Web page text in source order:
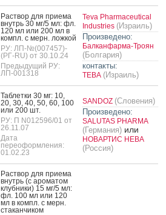
Рас­твор для при­ема
внутрь 30 мг/5 мл: фл.
120 мл или 200 мл в
компл. с мерн. лож­кой
РУ: ЛП-№(007457)-
(РГ-RU) от 30.10.24
Предыдущий РУ:
ЛП-001318
Teva Pharmaceutical
Industries (Израиль)
Произведено:
Балканфарма-Троян
(Болгария)
контакты:
ТЕВА (Израиль)
Таб­летки 30 мг: 10,
20, 30, 40, 50, 60, 100
или 200 шт.
РУ: П N012596/01 от
26.11.07
Дата
переоформления:
01.02.23
SANDOZ (Словения)
Произведено:
SALUTAS PHARMA
(Германия) или
НОВАРТИС НЕВА
(Россия)
Рас­твор для при­ема
внутрь (с аро­матом
клуб­ни­ки) 15 мг/5 мл:
фл. 100 мл или 120
мл в компл. с мерн.
ста­кан­чи­ком